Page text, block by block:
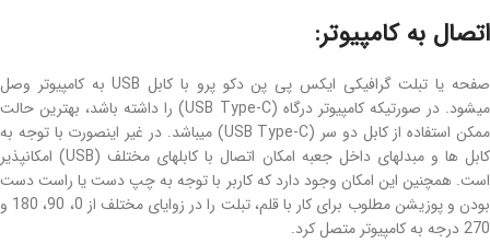
اتصال به کامپیوتر:
صفحه یا تبلت گرافیکی ایکس پی پن دکو پرو با کابل USB به کامپیوتر وصل
میشود. در صورتیکه کامپیوتر درگاه (USB Type-C) را داشته باشد، بهترین حالت
ممکن استفاده از کابل دو سر (USB Type-C) میباشد. در غیر اینصورت با توجه به
کابل ها و مبدلهای داخل جعبه امکان اتصال با کابلهای مختلف (USB) امکانپذیر
است. همچنین این امکان وجود دارد که کاربر با توجه به چپ دست یا راست دست
بودن و پوزیشن مطلوب برای کار با قلم، تبلت را در زوایای مختلف از 0، 90، 180 و
270 درجه به کامپیوتر متصل کرد.